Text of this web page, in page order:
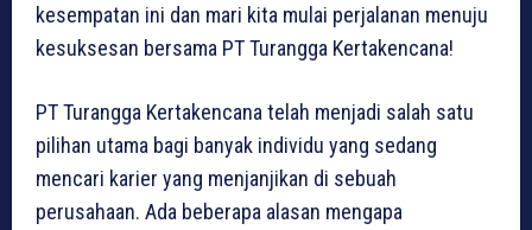
kesempatan ini dan mari kita mulai perjalanan menuju
kesuksesan bersama PT Turangga Kertakencana!
PT Turangga Kertakencana telah menjadi salah satu
pilihan utama bagi banyak individu yang sedang
mencari karier yang menjanjikan di sebuah
perusahaan. Ada beberapa alasan mengapa